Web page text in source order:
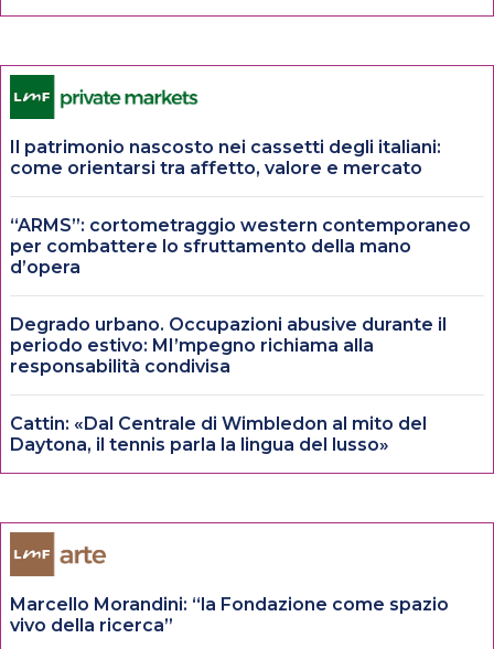
Il patrimonio nascosto nei cassetti degli italiani:
come orientarsi tra affetto, valore e mercato
“ARMS”: cortometraggio western contemporaneo
per combattere lo sfruttamento della mano
d’opera
Degrado urbano. Occupazioni abusive durante il
periodo estivo: MI’mpegno richiama alla
responsabilità condivisa
Cattin: «Dal Centrale di Wimbledon al mito del
Daytona, il tennis parla la lingua del lusso»
Marcello Morandini: “la Fondazione come spazio
vivo della ricerca”